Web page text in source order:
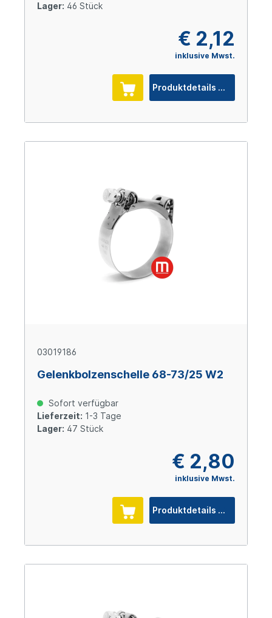
Lager: 46 Stück
€ 2,12
inklusive Mwst.
Produktdetails
03019186
Gelenkbolzenschelle 68-73/25 W2
Sofort verfügbar
Lieferzeit: 1-3 Tage
Lager: 47 Stück
€ 2,80
inklusive Mwst.
Produktdetails